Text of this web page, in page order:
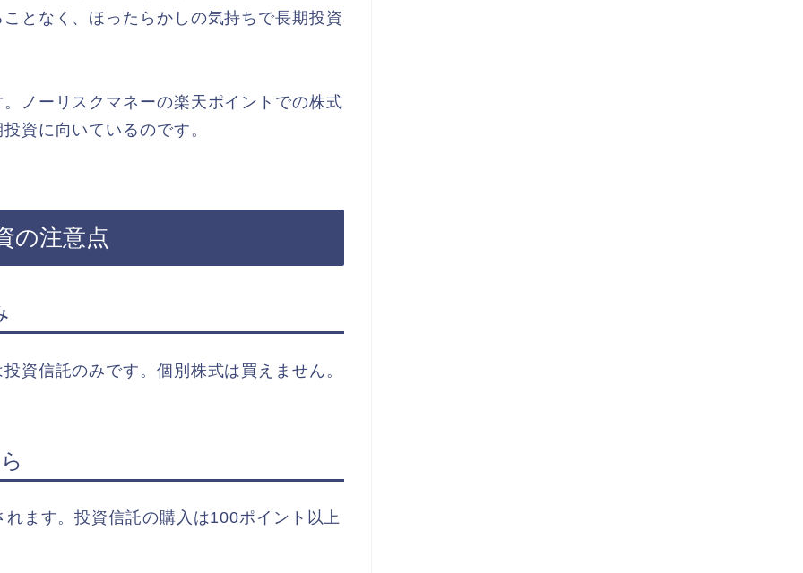
となく、ほったらかしの気持ちで長期投資
ノーリスクマネーの楽天ポイントでの株式
資に向いているのです。
の注意点
資信託のみです。個別株式は買えません。
ます。投資信託の購入は100ポイント以上